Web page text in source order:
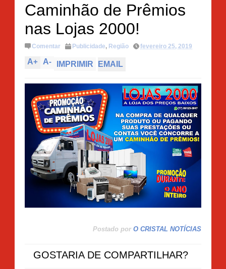
Caminhão de Prêmios
nas Lojas 2000!
Comentar Publicidade, Região fevereiro 25, 2019
A+ A- IMPRIMIR EMAIL
Postado por O CRISTAL NOTÍCIAS
GOSTARIA DE COMPARTILHAR?